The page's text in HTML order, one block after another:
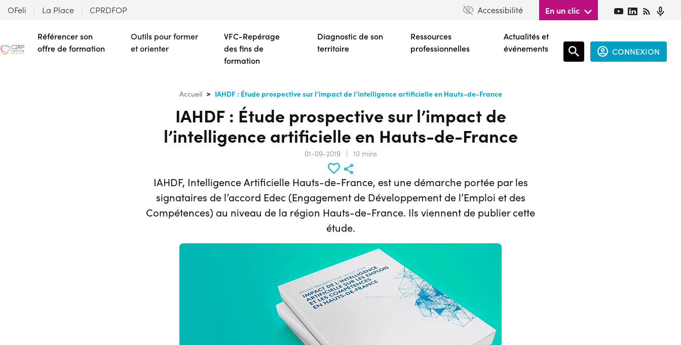
contenu
principal
OFeli La Place CPRDFOP Accessibilité En un clic
Référencer son
offre de formation
Outils pour former
et orienter
VFC-Repérage
des fins de
formation
Diagnostic de son
territoire
Ressources
professionnelles
Actualités et
événements
CONNEXION
Accueil IAHDF : Étude prospective sur l’impact de l’intelligence artificielle en Hauts-de-France
IAHDF : Étude prospective sur l’impact de
l’intelligence artificielle en Hauts-de-France
01-09-2019 | 10 mins
IAHDF, Intelligence Artificielle Hauts-de-France, est une démarche portée par les
signataires de l’accord Edec (Engagement de Développement de l’Emploi et des
Compétences) au niveau de la région Hauts-de-France. Ils viennent de publier cette
étude.